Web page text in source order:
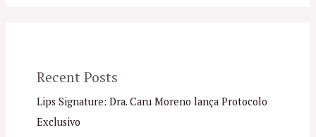
Recent Posts
Lips Signature: Dra. Caru Moreno lança Protocolo
Exclusivo